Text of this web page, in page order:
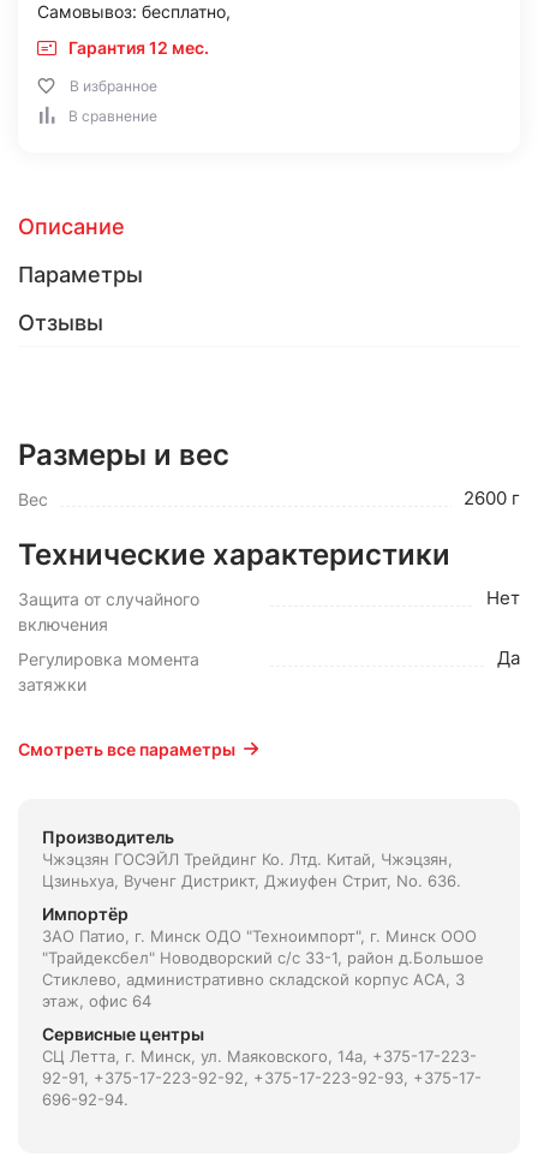
Самовывоз: бесплатно,
Гарантия 12 мес.
В избранное
В сравнение
Описание
Параметры
Отзывы
Размеры и вес
Вес 2600 г
Технические характеристики
Защита от случайного
включения
Нет
Регулировка момента
затяжки
Да
Смотреть все параметры
Производитель
Чжэцзян ГОСЭЙЛ Трейдинг Ко. Лтд. Китай, Чжэцзян,
Цзиньхуа, Вученг Дистрикт, Джиуфен Стрит, No. 636.
Импортёр
ЗАО Патио, г. Минск ОДО "Техноимпорт", г. Минск ООО
"Трайдексбел" Новодворский с/с 33-1, район д.Большое
Стиклево, административно складской корпус АСА, 3
этаж, офис 64
Сервисные центры
СЦ Летта, г. Минск, ул. Маяковского, 14а, +375-17-223-
92-91, +375-17-223-92-92, +375-17-223-92-93, +375-17-
696-92-94.